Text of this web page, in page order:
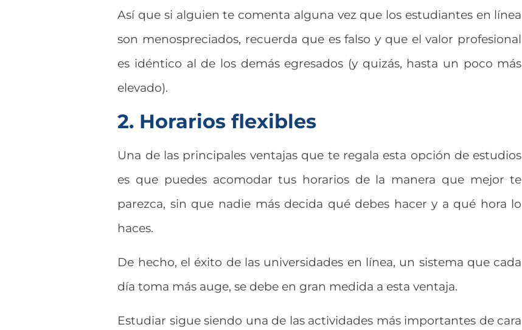
Así que si alguien te comenta alguna vez que los estudiantes en línea
son menospreciados, recuerda que es falso y que el valor profesional
es idéntico al de los demás egresados (y quizás, hasta un poco más
elevado).
2. Horarios flexibles
Una de las principales ventajas que te regala esta opción de estudios
es que puedes acomodar tus horarios de la manera que mejor te
parezca, sin que nadie más decida qué debes hacer y a qué hora lo
haces.
De hecho, el éxito de las universidades en línea, un sistema que cada
día toma más auge, se debe en gran medida a esta ventaja.
Estudiar sigue siendo una de las actividades más importantes de cara